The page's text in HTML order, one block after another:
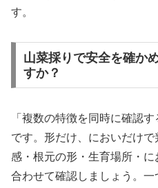
す。
山菜採りで安全を確か
すか？
「複数の特徴を同時に確認
です。形だけ、においだけ
感・根元の形・生育場所・
合わせて確認しましょう。